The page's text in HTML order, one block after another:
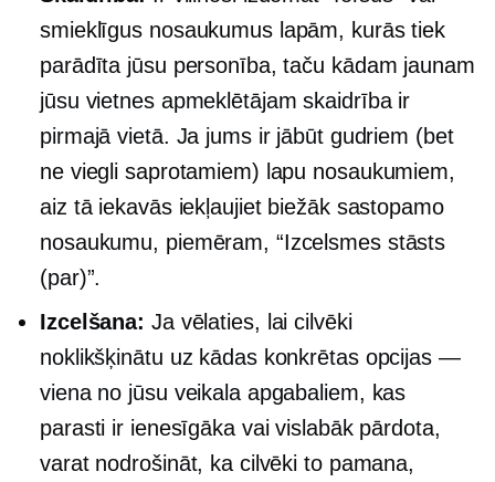
smieklīgus nosaukumus lapām, kurās tiek
parādīta jūsu personība, taču kādam jaunam
jūsu vietnes apmeklētājam skaidrība ir
pirmajā vietā. Ja jums ir jābūt gudriem (bet
ne viegli saprotamiem) lapu nosaukumiem,
aiz tā iekavās iekļaujiet biežāk sastopamo
nosaukumu, piemēram, “Izcelsmes stāsts
(par)”.
Izcelšana: Ja vēlaties, lai cilvēki
noklikšķinātu uz kādas konkrētas opcijas —
viena no jūsu veikala apgabaliem, kas
parasti ir ienesīgāka vai vislabāk pārdota,
varat nodrošināt, ka cilvēki to pamana,